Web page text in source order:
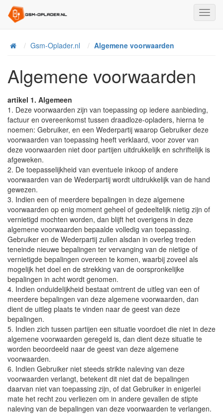
HomeGsm-Oplader.nl Algemene voorwaarden
Algemene voorwaarden
artikel 1. Algemeen
1. Deze voorwaarden zijn van toepassing op iedere aanbieding,
factuur en overeenkomst tussen draadloze-opladers, hierna te
noemen: Gebruiker, en een Wederpartij waarop Gebruiker deze
voorwaarden van toepassing heeft verklaard, voor zover van
deze voorwaarden niet door partijen uitdrukkelijk en schriftelijk is
afgeweken.
2. De toepasselijkheid van eventuele inkoop of andere
voorwaarden van de Wederpartij wordt uitdrukkelijk van de hand
gewezen.
3. Indien een of meerdere bepalingen in deze algemene
voorwaarden op enig moment geheel of gedeeltelijk nietig zijn of
vernietigd mochten worden, dan blijft het overigens in deze
algemene voorwaarden bepaalde volledig van toepassing.
Gebruiker en de Wederpartij zullen alsdan in overleg treden
teneinde nieuwe bepalingen ter vervanging van de nietige of
vernietigde bepalingen overeen te komen, waarbij zoveel als
mogelijk het doel en de strekking van de oorspronkelijke
bepalingen in acht wordt genomen.
4. Indien onduidelijkheid bestaat omtrent de uitleg van een of
meerdere bepalingen van deze algemene voorwaarden, dan
dient de uitleg plaats te vinden naar de geest van deze
bepalingen.
5. Indien zich tussen partijen een situatie voordoet die niet in deze
algemene voorwaarden geregeld is, dan dient deze situatie te
worden beoordeeld naar de geest van deze algemene
voorwaarden.
6. Indien Gebruiker niet steeds strikte naleving van deze
voorwaarden verlangt, betekent dit niet dat de bepalingen
daarvan niet van toepassing zijn, of dat Gebruiker in enigerlei
mate het recht zou verliezen om in andere gevallen de stipte
naleving van de bepalingen van deze voorwaarden te verlangen.